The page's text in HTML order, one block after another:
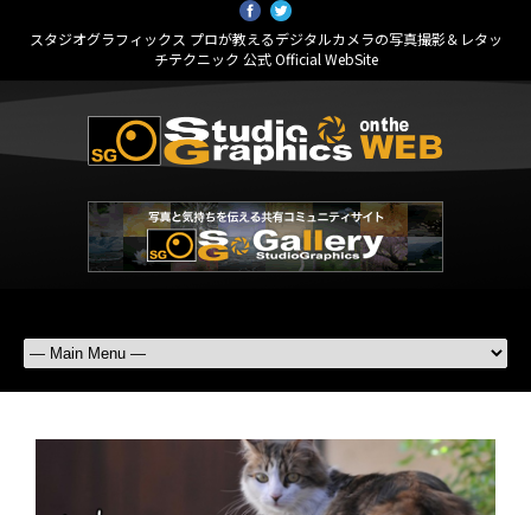
スタジオグラフィックス プロが教えるデジタルカメラの写真撮影＆レタッ
チテクニック 公式 Official WebSite